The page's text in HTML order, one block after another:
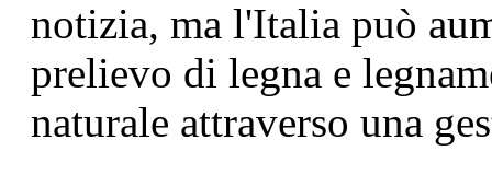
notizia, ma l'Italia può
prelievo di legna e
naturale attraverso una